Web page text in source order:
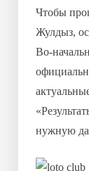
Чтобы
Жулдыз,
Во-
нужную